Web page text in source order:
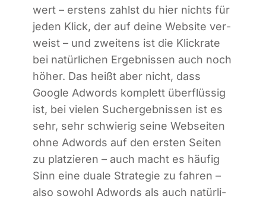
wert – ers­tens zahlst du hier nichts für
jeden Klick, der auf dei­ne Web­site ver­
weist – und zwei­tens ist die Klick­ra­te
bei natür­li­chen Ergeb­nis­sen auch noch
höher. Das heißt aber nicht, dass
Goog­le Adwords kom­plett über­flüs­sig
ist, bei vie­len Such­ergeb­nis­sen ist es
sehr, sehr schwie­rig sei­ne Web­sei­ten
ohne Adwords auf den ers­ten Sei­ten
zu plat­zie­ren – auch macht es häu­fig
Sinn eine dua­le Stra­te­gie zu fah­ren –
also sowohl Adwords als auch natür­li­